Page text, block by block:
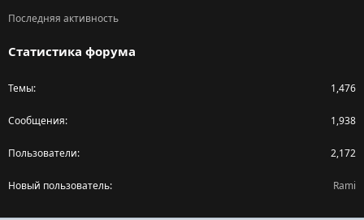
Последняя активность
Статистика форума
Темы 1,476
Сообщения 1,938
Пользователи 2,172
Новый пользователь Rami